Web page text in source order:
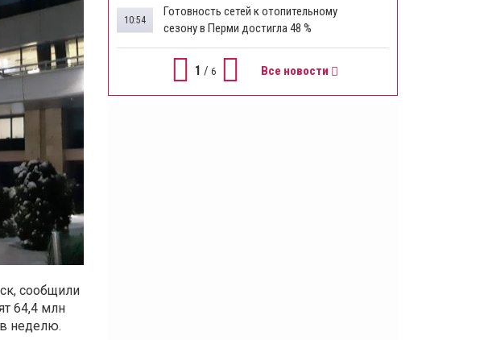
сообщили
64,4 млн
неделю.
Готовность сетей к отопительному
сезону в Перми достигла 48 %
10:54
1 / 6 Все новости